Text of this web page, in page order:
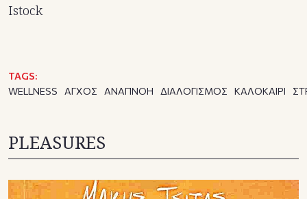
Istock
TAGS:
WELLNESS
ΑΓΧΟΣ ΑΝΑΠΝΟΗ ΔΙΑΛΟΓΙΣΜΟΣ ΚΑΛΟΚΑΙΡΙ
PLEASURES